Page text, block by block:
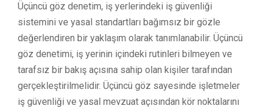
Üçüncü göz denetim, iş yerlerindeki iş güvenliği
sistemini ve yasal standartları bağımsız bir gözle
değerlendiren bir yaklaşım olarak tanımlanabilir. Üçüncü
göz denetimi, iş yerinin içindeki rutinleri bilmeyen ve
tarafsız bir bakış açısına sahip olan kişiler tarafından
gerçekleştirilmelidir. Üçüncü göz sayesinde işletmeler
iş güvenliği ve yasal mevzuat açısından kör noktalarını